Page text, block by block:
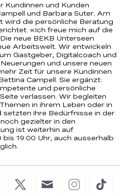
Kundinnen und Kunden
und Barbara Suter. Am
wird die persönliche Beratung
«Ich freue mich auf die
neue BEKB Unterseen
Arbeitswelt. Wir entwickeln
Gastgeber, Digitalcoach und
und unsere neuen
Zeit für unsere Kundinnen
Campell. Sie ergänzt:
und persönliche
verlassen. Wir begleiten
in ihrem Leben oder in
setzten ihre Bedürfnisse in der
gezielter in den
ist weiterhin auf
19.00 Uhr, auch ausserhalb
Twitter
E-
Instagram